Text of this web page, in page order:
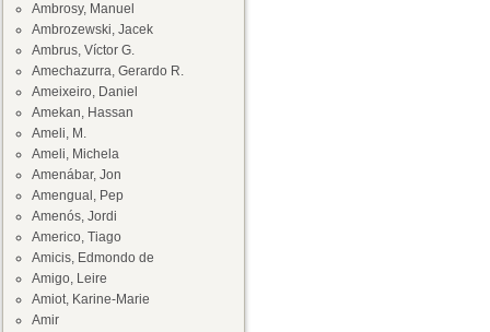
Ambrosy, Manuel
Ambrozewski, Jacek
Ambrus, Víctor G.
Amechazurra, Gerardo R.
Ameixeiro, Daniel
Amekan, Hassan
Ameli, M.
Ameli, Michela
Amenábar, Jon
Amengual, Pep
Amenós, Jordi
Americo, Tiago
Amicis, Edmondo de
Amigo, Leire
Amiot, Karine-Marie
Amir